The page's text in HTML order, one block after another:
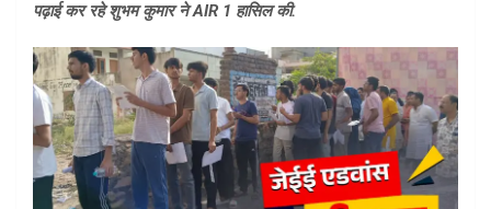
पढ़ाई कर रहे शुभम कुमार ने AIR 1 हासिल की.